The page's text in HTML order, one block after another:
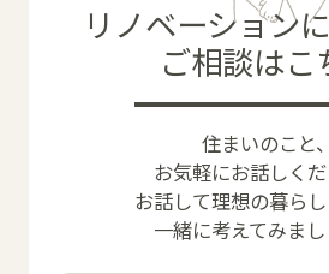
リノベーション
ご相談はこ
住まいのこと、
お気軽にお話しくだ
お話して理想の暮ら
一緒に考えてみまし